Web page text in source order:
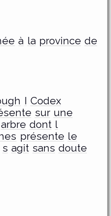
à la province de
I Codex
sur une
arbre dont l
présente le
s agit sans doute